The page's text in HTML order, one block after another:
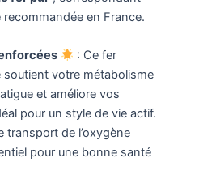
en France.
: Ce fer
soutient votre métabolisme
et améliore vos
pour un style de vie actif.
transport de l’oxygène
pour une bonne santé